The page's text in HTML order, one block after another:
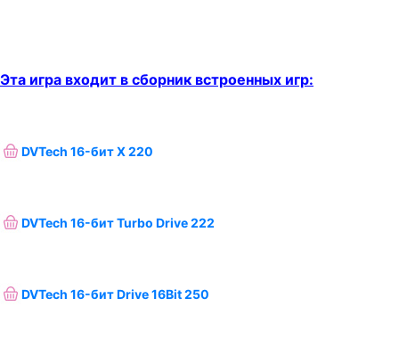
Эта игра входит в сборник встроенных игр:
DVTech 16-бит X 220
DVTech 16-бит Turbo Drive 222
DVTech 16-бит Drive 16Bit 250